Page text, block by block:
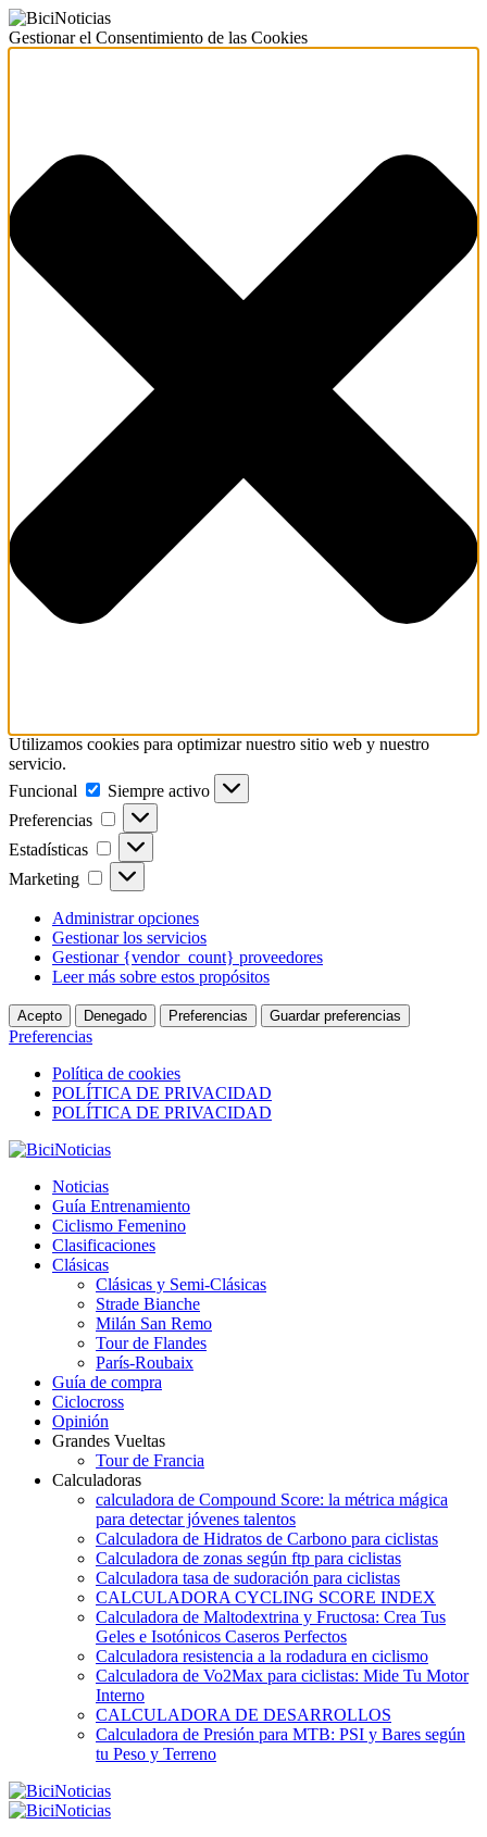
Gestionar el Consentimiento de las Cookies
Utilizamos cookies para optimizar nuestro sitio web y nuestro
servicio.
Funcional
Funcional
Siempre activo
Preferencias
Preferencias
Estadísticas Estadísticas
Marketing Marketing
Administrar opciones
Gestionar los servicios
Gestionar {vendor_count} proveedores
Leer más sobre estos propósitos
Acepto Denegado Preferencias Guardar preferencias
Preferencias
Política de cookies
POLÍTICA DE PRIVACIDAD
POLÍTICA DE PRIVACIDAD
Noticias
Guía Entrenamiento
Ciclismo Femenino
Clasificaciones
Clásicas
Clásicas y Semi-Clásicas
Strade Bianche
Milán San Remo
Tour de Flandes
París-Roubaix
Guía de compra
Ciclocross
Opinión
Grandes Vueltas
Tour de Francia
Calculadoras
calculadora de Compound Score: la métrica mágica
para detectar jóvenes talentos
Calculadora de Hidratos de Carbono para ciclistas
Calculadora de zonas según ftp para ciclistas
Calculadora tasa de sudoración para ciclistas
CALCULADORA CYCLING SCORE INDEX
Calculadora de Maltodextrina y Fructosa: Crea Tus
Geles e Isotónicos Caseros Perfectos
Calculadora resistencia a la rodadura en ciclismo
Calculadora de Vo2Max para ciclistas: Mide Tu Motor
Interno
CALCULADORA DE DESARROLLOS
Calculadora de Presión para MTB: PSI y Bares según
tu Peso y Terreno